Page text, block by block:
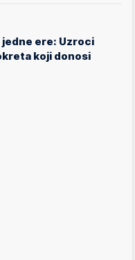
jedne ere: Uzroci
koji donosi